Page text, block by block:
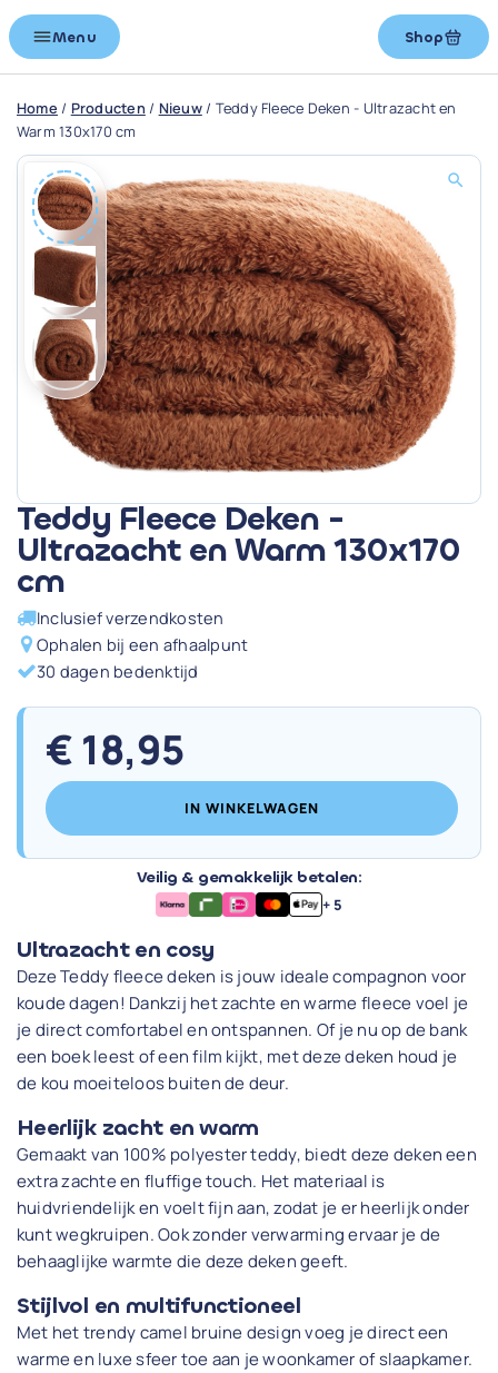
Menu Shop
Home / Producten/ Nieuw/ Teddy Fleece Deken - Ultrazacht en
Warm 130x170 cm
Teddy Fleece Deken -
Ultrazacht en Warm 130x170
cm
Inclusief verzendkosten
Ophalen bij een afhaalpunt
30 dagen bedenktijd
€ 18,95
IN WINKELWAGEN
Veilig & gemakkelijk betalen:
+ 5
Ultrazacht en cosy
Deze Teddy fleece deken is jouw ideale compagnon voor
koude dagen! Dankzij het zachte en warme fleece voel je
je direct comfortabel en ontspannen. Of je nu op de bank
een boek leest of een film kijkt, met deze deken houd je
de kou moeiteloos buiten de deur.
Heerlijk zacht en warm
Gemaakt van 100% polyester teddy, biedt deze deken een
extra zachte en fluffige touch. Het materiaal is
huidvriendelijk en voelt fijn aan, zodat je er heerlijk onder
kunt wegkruipen. Ook zonder verwarming ervaar je de
behaaglijke warmte die deze deken geeft.
Stijlvol en multifunctioneel
Met het trendy camel bruine design voeg je direct een
warme en luxe sfeer toe aan je woonkamer of slaapkamer.